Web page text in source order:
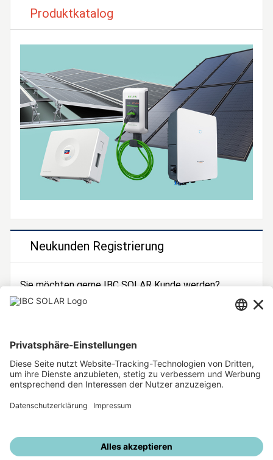
Produktkatalog
Neukunden Registrierung
Sie möchten gerne IBC SOLAR Kunde werden?
Dann registrieren Sie sich jetzt!
Unsere weiteren Angebote
IBC SOLAR Webseite